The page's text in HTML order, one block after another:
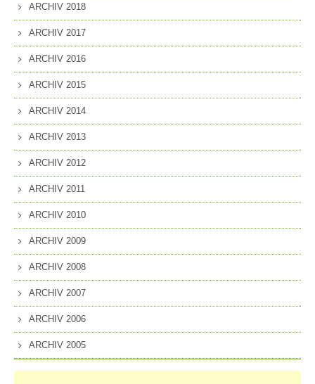
ARCHIV 2018
ARCHIV 2017
ARCHIV 2016
ARCHIV 2015
ARCHIV 2014
ARCHIV 2013
ARCHIV 2012
ARCHIV 2011
ARCHIV 2010
ARCHIV 2009
ARCHIV 2008
ARCHIV 2007
ARCHIV 2006
ARCHIV 2005